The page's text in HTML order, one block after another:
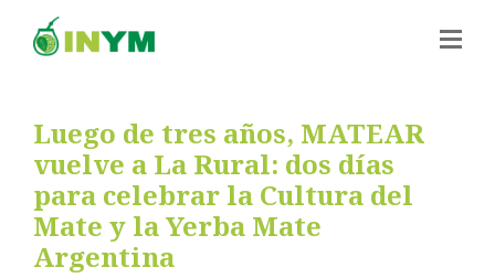
Luego de tres años, MATEAR
vuelve a La Rural: dos días
para celebrar la Cultura del
Mate y la Yerba Mate
Argentina